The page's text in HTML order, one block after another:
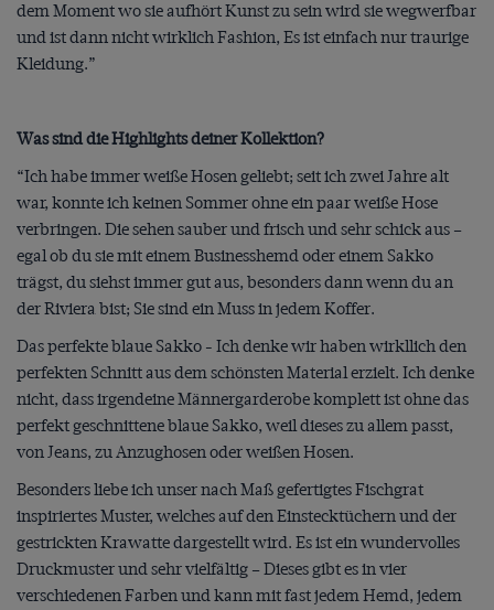
dem Moment wo sie aufhört Kunst zu sein wird sie wegwerfbar
und ist dann nicht wirklich Fashion, Es ist einfach nur traurige
Kleidung.”
Was sind die Highlights deiner Kollektion?
“Ich habe immer weiße Hosen geliebt; seit ich zwei Jahre alt
war, konnte ich keinen Sommer ohne ein paar weiße Hose
verbringen. Die sehen sauber und frisch und sehr schick aus –
egal ob du sie mit einem Businesshemd oder einem Sakko
trägst, du siehst immer gut aus, besonders dann wenn du an
der Riviera bist; Sie sind ein Muss in jedem Koffer.
Das perfekte blaue Sakko - Ich denke wir haben wirkllich den
perfekten Schnitt aus dem schönsten Material erzielt. Ich denke
nicht, dass irgendeine Männergarderobe komplett ist ohne das
perfekt geschnittene blaue Sakko, weil dieses zu allem passt,
von Jeans, zu Anzughosen oder weißen Hosen.
Besonders liebe ich unser nach Maß gefertigtes Fischgrat
inspiriertes Muster, welches auf den Einstecktüchern und der
gestrickten Krawatte dargestellt wird. Es ist ein wundervolles
Druckmuster und sehr vielfältig – Dieses gibt es in vier
verschiedenen Farben und kann mit fast jedem Hemd, jedem